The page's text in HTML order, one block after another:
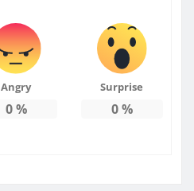
Angry
0%
Surprise
0%